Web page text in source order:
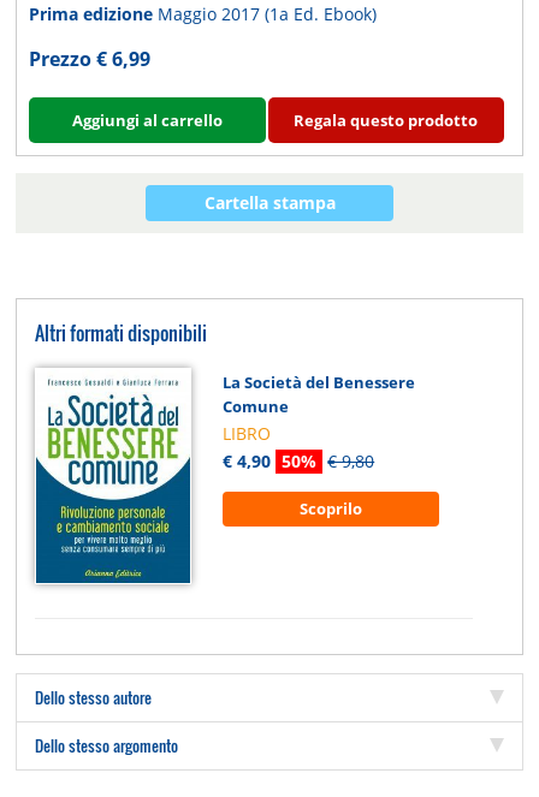
Prima edizione Maggio 2017 (1a Ed. Ebook)
Prezzo € 6,99
Aggiungi al carrello Regala questo prodotto
Cartella stampa
Altri formati disponibili
La Società del Benessere
Comune
LIBRO
€ 4,90 50% € 9,80
Scoprilo
Dello stesso autore
Dello stesso argomento